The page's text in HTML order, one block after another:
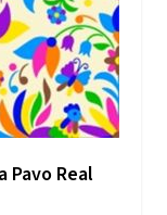
Pavo Real